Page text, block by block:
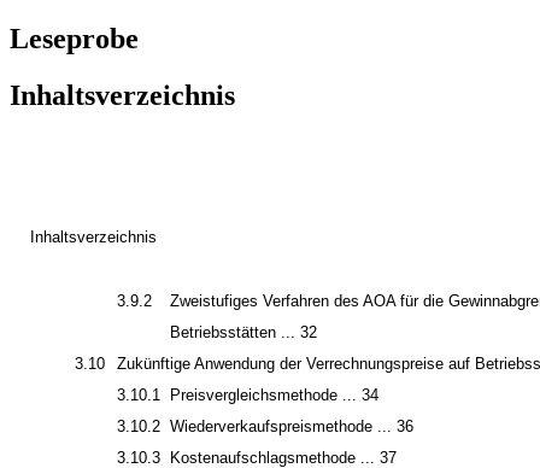
Leseprobe
Inhaltsverzeichnis
Inhaltsverzeichnis
3.9.2
Zweistufiges Verfahren des AOA für die
Betriebsstätten ... 32
3.10
Zukünftige Anwendung der Verrechnungspreise auf
3.10.1
Preisvergleichsmethode ... 34
3.10.2 Wiederverkaufspreismethode ... 36
3.10.3
Kostenaufschlagsmethode ... 37